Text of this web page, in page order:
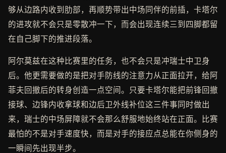
够从边路内收到肋部，再顺势带出中场同伴的前插，卡塔尔
的进攻就不会只是零散冲一下，而会出现连续三到四脚都留
在自己脚下的推进段落。
阿尔莫兹在这种比赛里的任务，也不会只是冲瑞士中卫身
后。他更需要做的是把对手防线的注意力从正面拉开，给阿
菲夫回撤后的转身创造一点空间。只要卡塔尔能把前锋回撤
接球、边锋内收拿球和边后卫外线补位这三件事同时做出
来，瑞士的中场屏障就不会那么舒服地始终站在正面。比赛
最怕的不是对手速度快，而是对手的接应点总能在你侧身的
一瞬间先出现半步。